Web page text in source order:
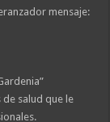
mensaje:
salud que le